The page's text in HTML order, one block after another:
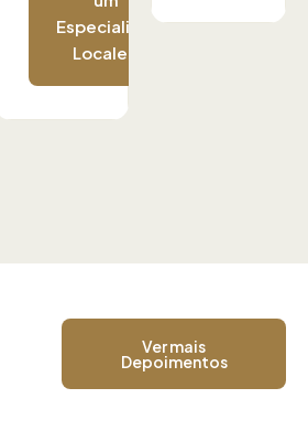
Especialista
Localed
Ver mais
Depoimentos